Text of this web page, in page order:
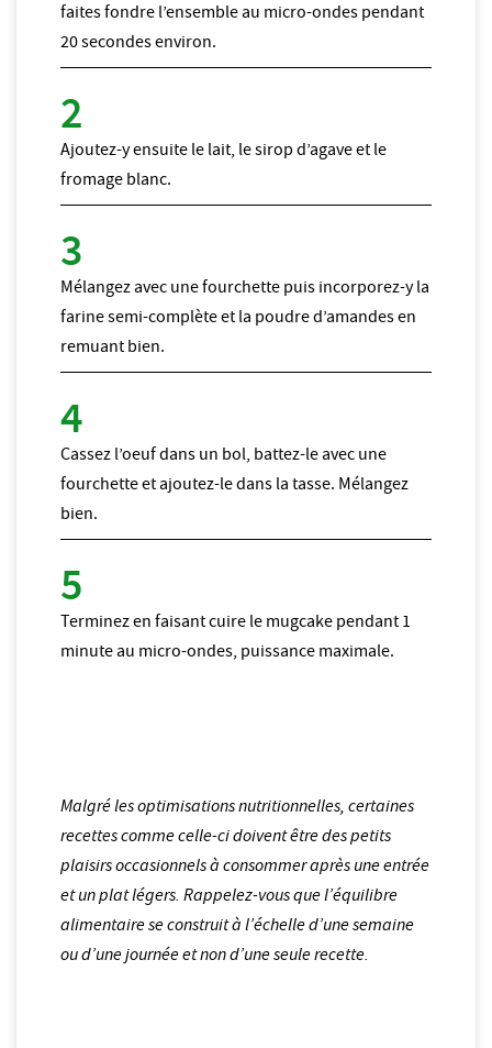
faites fondre l’ensemble au micro-ondes pendant
20 secondes environ.
Ajoutez-y ensuite le lait, le sirop d’agave et le
fromage blanc.
Mélangez avec une fourchette puis incorporez-y la
farine semi-complète et la poudre d’amandes en
remuant bien.
Cassez l’oeuf dans un bol, battez-le avec une
fourchette et ajoutez-le dans la tasse. Mélangez
bien.
Terminez en faisant cuire le mugcake pendant 1
minute au micro-ondes, puissance maximale.
Malgré les optimisations nutritionnelles, certaines
recettes comme celle-ci doivent être des petits
plaisirs occasionnels à consommer après une entrée
et un plat légers. Rappelez-vous que l’équilibre
alimentaire se construit à l’échelle d’une semaine
ou d’une journée et non d’une seule recette.